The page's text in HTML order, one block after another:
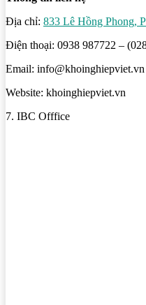
Địa chỉ: 833 Lê Hồng Phong,
Điện thoại: 0938 987722 –
Email: info@khoinghiepviet.vn
Website: khoinghiepviet.vn
7. IBC Offfice